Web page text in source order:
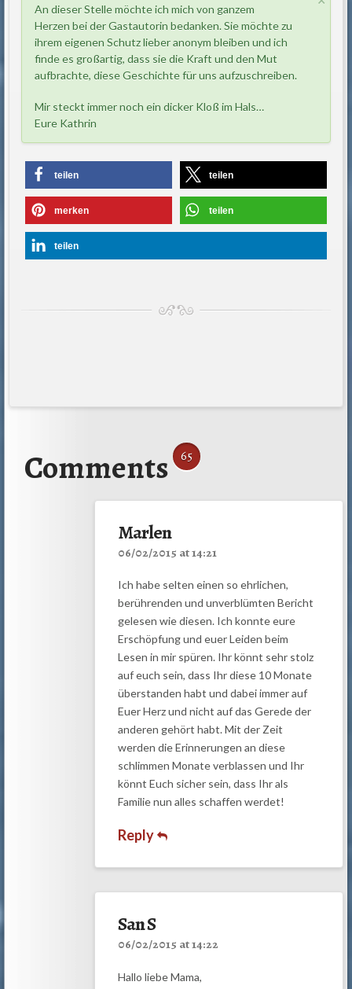
An dieser Stelle möchte ich mich von ganzem
Herzen bei der Gastautorin bedanken. Sie möchte zu
ihrem eigenen Schutz lieber anonym bleiben und ich
finde es großartig, dass sie die Kraft und den Mut
aufbrachte, diese Geschichte für uns aufzuschreiben.
Mir steckt immer noch ein dicker Kloß im Hals…
Eure Kathrin
teilen teilen
merken teilen
teilen
Comments 65
Marlen
06/02/2015 at 14:21
Ich habe selten einen so ehrlichen,
berührenden und unverblümten Bericht
gelesen wie diesen. Ich konnte eure
Erschöpfung und euer Leiden beim
Lesen in mir spüren. Ihr könnt sehr stolz
auf euch sein, dass Ihr diese 10 Monate
überstanden habt und dabei immer auf
Euer Herz und nicht auf das Gerede der
anderen gehört habt. Mit der Zeit
werden die Erinnerungen an diese
schlimmen Monate verblassen und Ihr
könnt Euch sicher sein, dass Ihr als
Familie nun alles schaffen werdet!
Reply
San S
06/02/2015 at 14:22
Hallo liebe Mama,